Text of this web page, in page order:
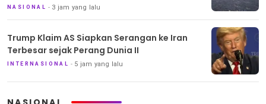
NASIONAL 3 jam yang lalu
Trump Klaim AS Siapkan Serangan ke Iran
Terbesar sejak Perang Dunia II
INTERNASIONAL 5 jam yang lalu